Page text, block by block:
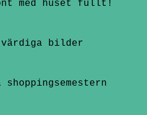
med huset fullt!
bilder